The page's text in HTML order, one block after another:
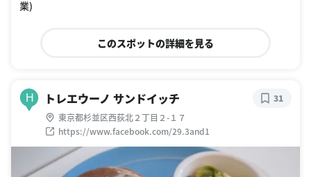
業)
このスポットの詳細を見る
H トレエウーノ サンドイッチ
東京都杉並区西荻北２丁目２-１７
https://www.facebook.com/29.3and1
31